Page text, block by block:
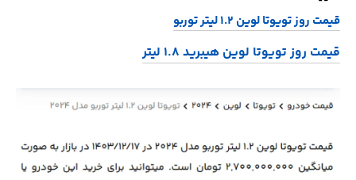
قیمت روز تویوتا لوین 1.2 لیتر توربو
قیمت روز تویوتا لوین هیبرید 1.8 لیتر